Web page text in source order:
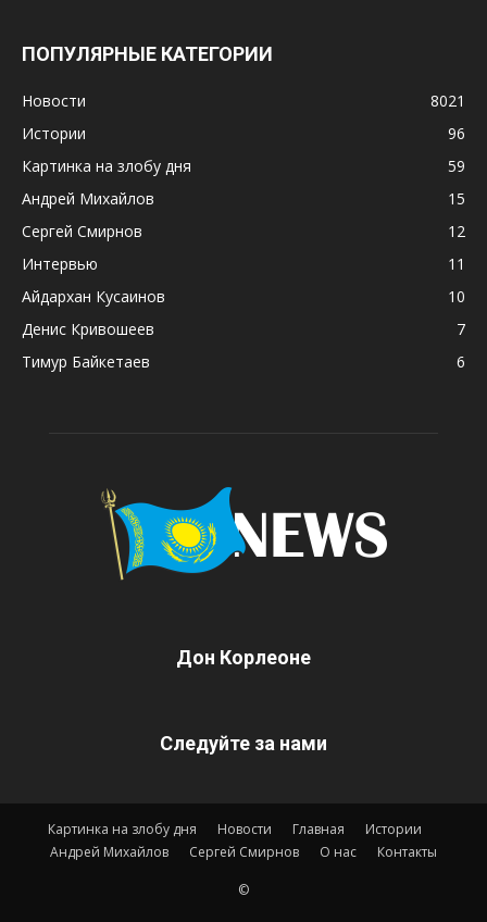
ПОПУЛЯРНЫЕ КАТЕГОРИИ
Новости
8021
Истории
96
Картинка на злобу дня
59
Андрей Михайлов
15
Сергей Смирнов
12
Интервью
11
Айдархан Кусаинов
10
Денис Кривошеев
7
Тимур Байкетаев
6
Дон Корлеоне
Следуйте за нами
Картинка на злобу дня Новости Главная
Истории
Андрей Михайлов
Сергей Смирнов О нас Контакты
©